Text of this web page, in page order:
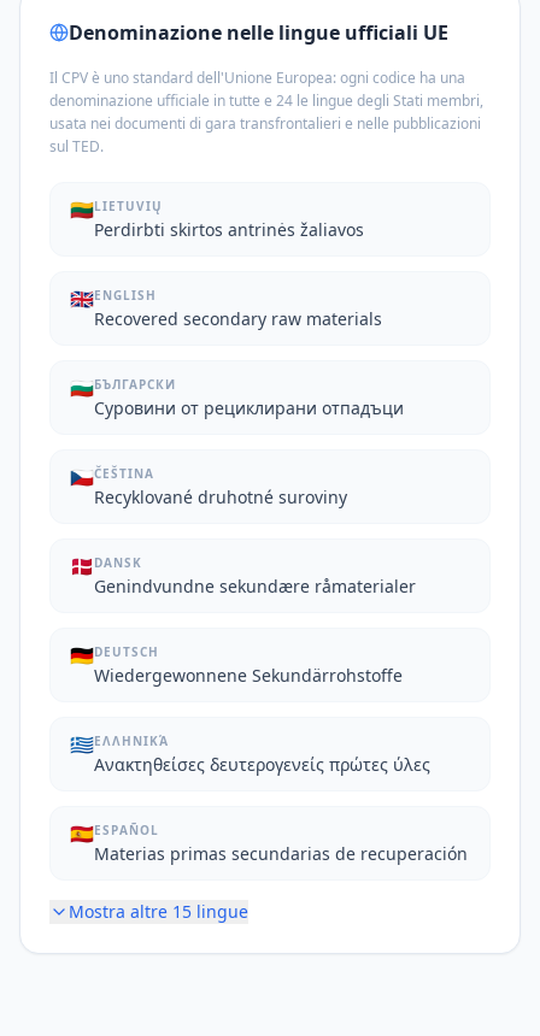
Denominazione nelle lingue ufficiali UE
Il CPV è uno standard dell'Unione Europea: ogni codice ha una
denominazione ufficiale in tutte e 24 le lingue degli Stati membri,
usata nei documenti di gara transfrontalieri e nelle pubblicazioni
sul TED.
🇱🇹LIETUVIŲ
Perdirbti skirtos antrinės žaliavos
🇬🇧ENGLISH
Recovered secondary raw materials
🇧🇬БЪЛГАРСКИ
Суровини от рециклирани отпадъци
🇨🇿ČEŠTINA
Recyklované druhotné suroviny
🇩🇰 DANSK
Genindvundne sekundære råmaterialer
🇩🇪DEUTSCH
Wiedergewonnene Sekundärrohstoffe
🇬🇷ΕΛΛΗΝΙΚΆ
Ανακτηθείσες δευτερογενείς πρώτες ύλες
🇪🇸ESPAÑOL
Materias primas secundarias de recuperación
Mostra altre 15 lingue